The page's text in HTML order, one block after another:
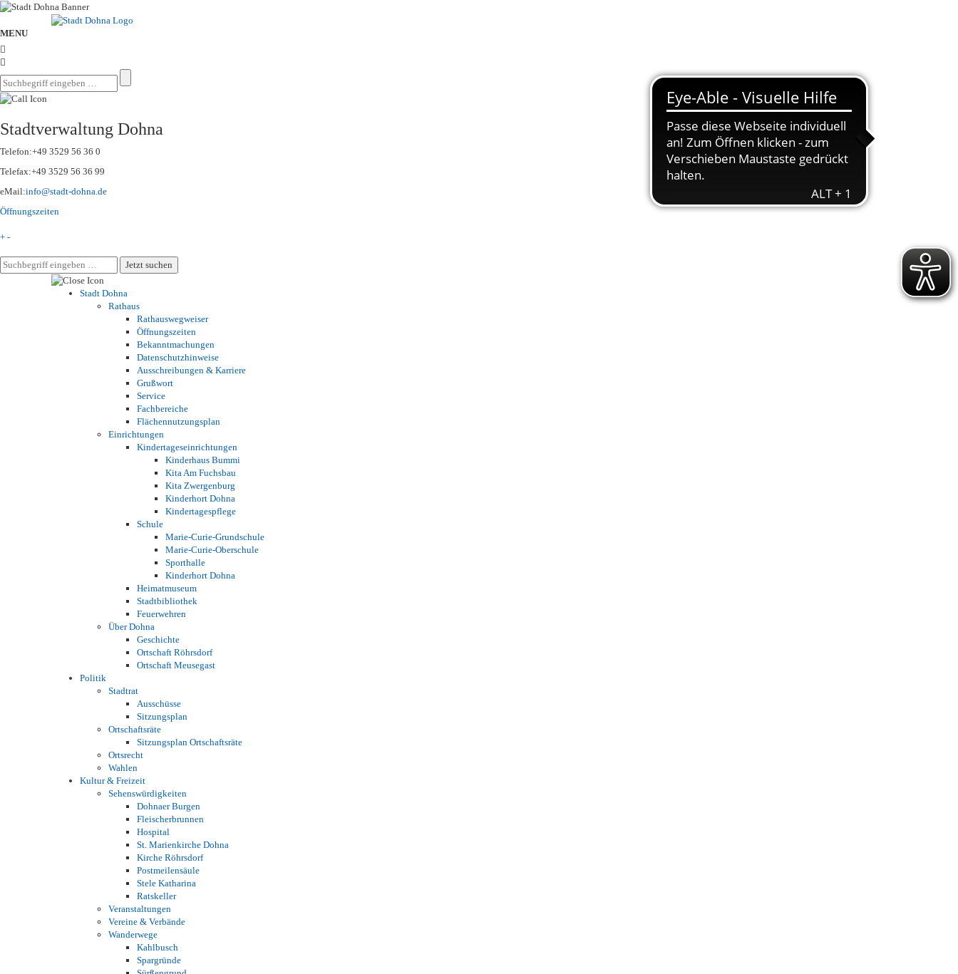
MENU
Stadtverwaltung Dohna
Telefon:+49 3529 56 36 0
Telefax:+49 3529 56 36 99
eMail:info@stadt-dohna.de
Öffnungszeiten
+ -
Stadt Dohna
Rathaus
Rathauswegweiser
Öffnungszeiten
Bekanntmachungen
Datenschutzhinweise
Ausschreibungen & Karriere
Grußwort
Service
Fachbereiche
Flächennutzungsplan
Einrichtungen
Kindertageseinrichtungen
Kinderhaus Bummi
Kita Am Fuchsbau
Kita Zwergenburg
Kinderhort Dohna
Kindertagespflege
Schule
Marie-Curie-Grundschule
Marie-Curie-Oberschule
Sporthalle
Kinderhort Dohna
Heimatmuseum
Stadtbibliothek
Feuerwehren
Über Dohna
Geschichte
Ortschaft Röhrsdorf
Ortschaft Meusegast
Politik
Stadtrat
Ausschüsse
Sitzungsplan
Ortschaftsräte
Sitzungsplan Ortschaftsräte
Ortsrecht
Wahlen
Kultur & Freizeit
Sehenswürdigkeiten
Dohnaer Burgen
Fleischerbrunnen
Hospital
St. Marienkirche Dohna
Kirche Röhrsdorf
Postmeilensäule
Stele Katharina
Ratskeller
Veranstaltungen
Vereine & Verbände
Wanderwege
Kahlbusch
Spargründe